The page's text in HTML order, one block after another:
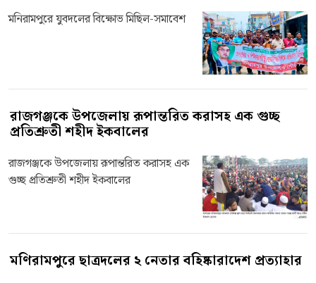
মনিরামপুরে যুবদলের বিক্ষোভ মিছিল-সমাবেশ
রাজগঞ্জকে উপজেলায় রূপান্তরিত করাসহ এক গুচ্ছ
প্রতিশ্রুতী শহীদ ইকবালের
রাজগঞ্জকে উপজেলায় রূপান্তরিত করাসহ এক
গুচ্ছ প্রতিশ্রুতী শহীদ ইকবালের
মণিরামপুরে ছাত্রদলের ২ নেতার বহিষ্কারাদেশ প্রত্যাহার